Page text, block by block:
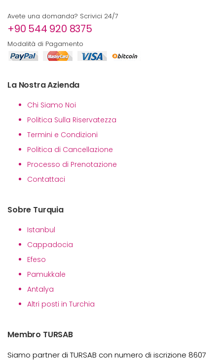
Avete una domanda? Scrivici 24/7
+90 544 920 8375
Modalità di Pagamento
La Nostra Azienda
Chi Siamo Noi
Politica Sulla Riservatezza
Termini e Condizioni
Politica di Cancellazione
Processo di Prenotazione
Contattaci
Sobre Turquia
Istanbul
Cappadocia
Efeso
Pamukkale
Antalya
Altri posti in Turchia
Membro TURSAB
Siamo partner di TURSAB con numero di iscrizione 8607